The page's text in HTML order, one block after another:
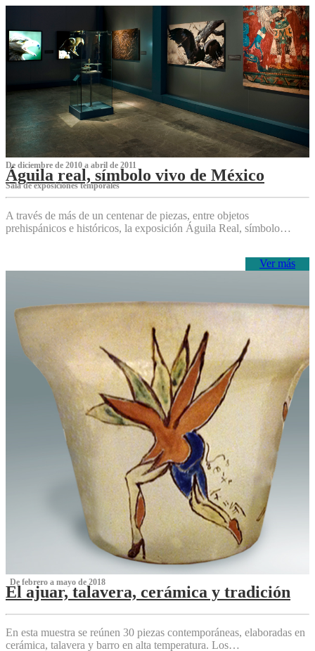
De diciembre de 2010 a abril de 2011
Águila real, símbolo vivo de México
Sala de exposiciones temporales
A través de más de un centenar de piezas, entre objetos
prehispánicos e históricos, la exposición Águila Real, símbolo…
Ver más
‌ De febrero a mayo de 2018
El ajuar, talavera, cerámica y tradición
‌
En esta muestra se reúnen 30 piezas contemporáneas, elaboradas en
cerámica, talavera y barro en alta temperatura. Los…